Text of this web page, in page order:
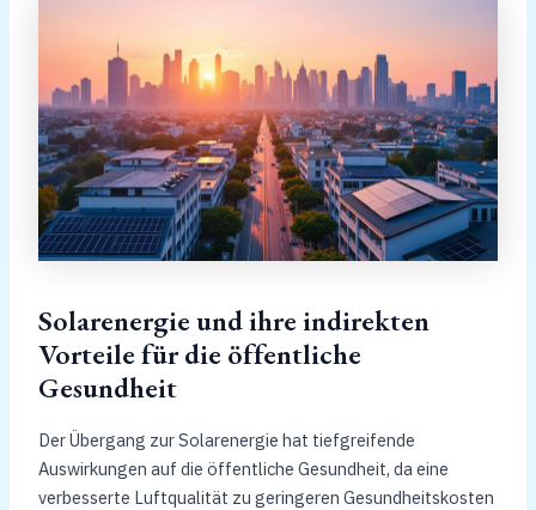
Solarenergie und ihre indirekten
Vorteile für die öffentliche
Gesundheit
Der Übergang zur Solarenergie hat tiefgreifende
Auswirkungen auf die öffentliche Gesundheit, da eine
verbesserte Luftqualität zu geringeren Gesundheitskosten